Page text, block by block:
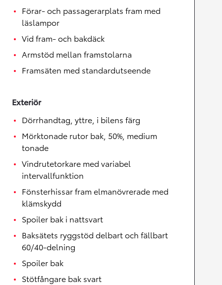
Förar- och passagerarplats fram med
läslampor
Vid fram- och bakdäck
Armstöd mellan framstolarna
Framsäten med standardutseende
Exteriör
Dörrhandtag, yttre, i bilens färg
Mörktonade rutor bak, 50%, medium
tonade
Vindrutetorkare med variabel
intervallfunktion
Fönsterhissar fram elmanövrerade med
klämskydd
Spoiler bak i nattsvart
Baksätets ryggstöd delbart och fällbart
60/40-delning
Spoiler bak
Stötfångare bak svart